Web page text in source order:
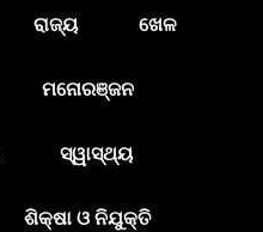
ରାଜ୍ୟ ଖେଳ
ମନୋରଞ୍ଜନ
ସ୍ୱାସ୍ଥ୍ୟ
ଶିକ୍ଷା ଓ ନିଯୁକ୍ତି